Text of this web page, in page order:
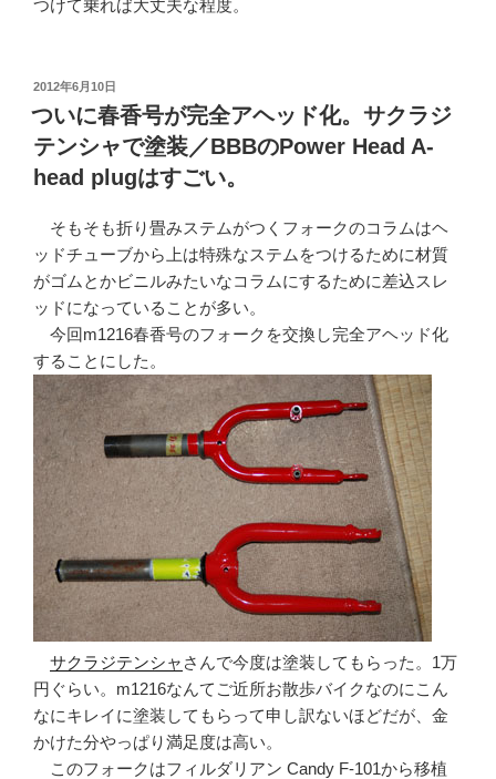
つけて乗れば大丈夫な程度。
投
日:
2012年6月10日
ついに春香号が完全アヘッド化。サクラジ
テンシャで塗装／BBBのPower Head A-
head plugはすごい。
そもそも折り畳みステムがつくフォークのコラムはヘ
ッドチューブから上は特殊なステムをつけるために材質
がゴムとかビニルみたいなコラムにするために差込スレ
ッドになっていることが多い。
今回m1216春香号のフォークを交換し完全アヘッド化
することにした。
サクラジテンシャ さんで今度は塗装してもらった。1万
円ぐらい。m1216なんてご近所お散歩バイクなのにこん
なにキレイに塗装してもらって申し訳ないほどだが、金
かけた分やっぱり満足度は高い。
このフォークはフィルダリアン Candy F-101から移植